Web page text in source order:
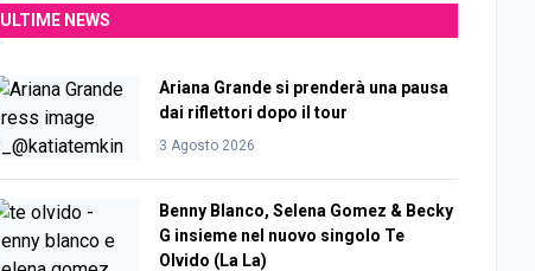
ULTIME NEWS
Ariana Grande si prenderà una pausa
dai riflettori dopo il tour
3 Agosto 2026
Benny Blanco, Selena Gomez & Becky
G insieme nel nuovo singolo Te
Olvido (La La)